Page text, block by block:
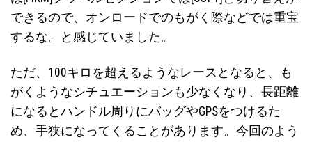
できるので、オンロードでのもがく際などでは重宝
するな。と感じていました。
ただ、100キロを超えるようなレースとなると、も
がくようなシチュエーションも少なくなり、長距離
になるとハンドル周りにバッグやGPSをつけるた
め、手狭になってくることがあります。今回のよう